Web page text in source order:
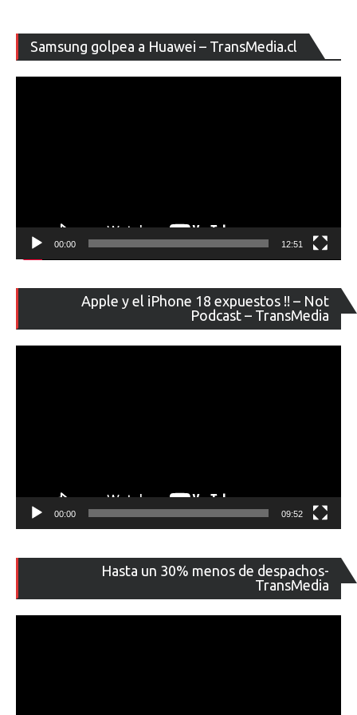
Samsung golpea a Huawei – TransMedia.cl
de
00:00 12:51
Apple y el iPhone 18 expuestos !! – Not
Podcast – TransMedia
de
00:00 09:52
Hasta un 30% menos de despachos-
TransMedia
de